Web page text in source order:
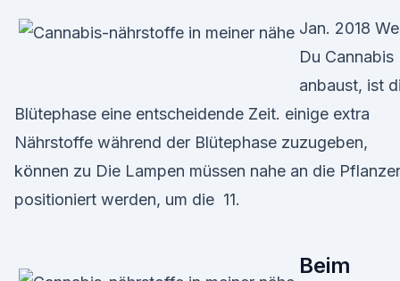
Jan. 2018
Du Cannabis
anbaust, ist
Blütephase eine entscheidende Zeit. einige extra
Nährstoffe während der Blütephase zuzugeben,
können zu Die Lampen müssen nahe an die
positioniert werden, um die 11.
Beim